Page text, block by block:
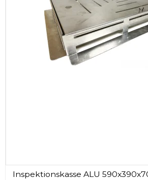
Inspektionskasse ALU